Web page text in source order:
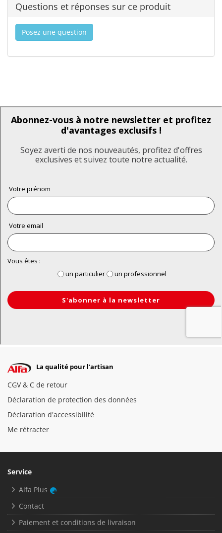
Questions et réponses sur ce produit
Posez une question
La qualité pour l’artisan
CGV & C de retour
Déclaration de protection des données
Déclaration d'accessibilité
Me rétracter
Service
Alfa Plus
Contact
Paiement et conditions de livraison